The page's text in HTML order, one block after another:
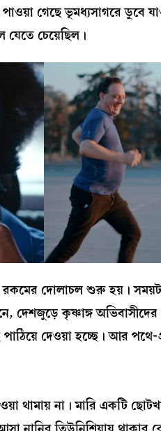
গেছে ভূমধ্যসাগরে ডুবে
যেতে চেয়েছিল।
রকমের দোলাচল শুরু হয়।
দেশজুড়ে কৃষ্ণাঙ্গ
দেওয়া হচ্ছে। আর পথে-
থামায় না। মারি একটি